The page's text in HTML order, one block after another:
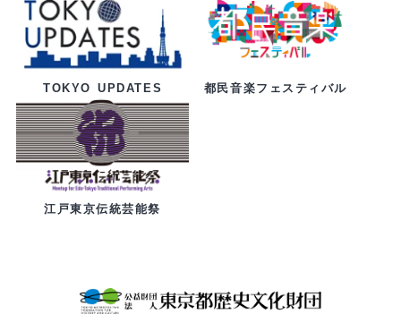
TOKYO UPDATES 都民音楽フェスティバル
江戸東京伝統芸能祭